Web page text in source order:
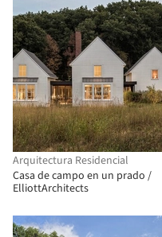
Arquitectura Residencial
Casa de campo en un prado /
ElliottArchitects